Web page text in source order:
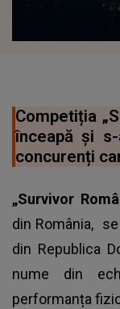
Competiția
înceapă și
concurenți
„Survivor
din România,
din Republica
nume din
performanța